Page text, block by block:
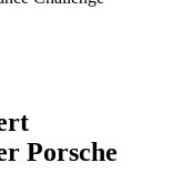
Porsche